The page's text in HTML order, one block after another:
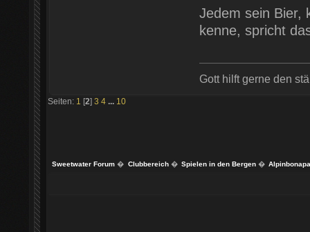
Jedem sein Bier,
kenne, spricht
Gott hilft gerne den
Seiten: 1 [2] 3 4 ... 10
Sweetwater Forum � Clubbereich� Spielen in den Bergen�